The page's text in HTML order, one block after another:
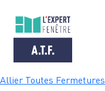
Passer
Allier Toutes Fermetures